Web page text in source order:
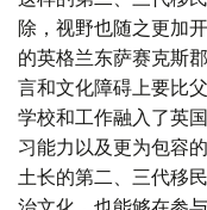
除，视野也随之更加
的英格兰东萨赛克斯
言和文化障碍上要比
学校和工作融入了英
习能力以及更为包容
土长的第二、三代移